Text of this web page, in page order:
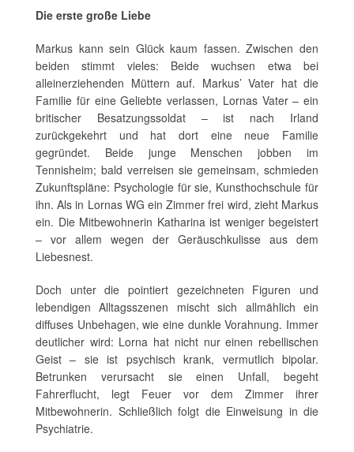
Die erste große Liebe
Markus kann sein Glück kaum fassen. Zwischen den
beiden stimmt vieles: Beide wuchsen etwa bei
alleinerziehenden Müttern auf. Markus’ Vater hat die
Familie für eine Geliebte verlassen, Lornas Vater – ein
britischer Besatzungssoldat – ist nach Irland
zurückgekehrt und hat dort eine neue Familie
gegründet. Beide junge Menschen jobben im
Tennisheim; bald verreisen sie gemeinsam, schmieden
Zukunftspläne: Psychologie für sie, Kunsthochschule für
ihn. Als in Lornas WG ein Zimmer frei wird, zieht Markus
ein. Die Mitbewohnerin Katharina ist weniger begeistert
– vor allem wegen der Geräuschkulisse aus dem
Liebesnest.
Doch unter die pointiert gezeichneten Figuren und
lebendigen Alltagsszenen mischt sich allmählich ein
diffuses Unbehagen, wie eine dunkle Vorahnung. Immer
deutlicher wird: Lorna hat nicht nur einen rebellischen
Geist – sie ist psychisch krank, vermutlich bipolar.
Betrunken verursacht sie einen Unfall, begeht
Fahrerflucht, legt Feuer vor dem Zimmer ihrer
Mitbewohnerin. Schließlich folgt die Einweisung in die
Psychiatrie.